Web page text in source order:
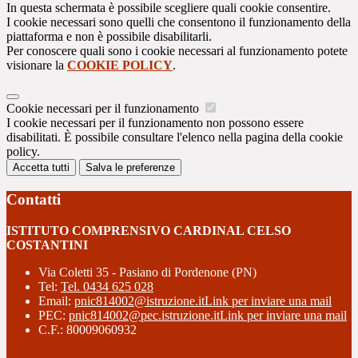
In questa schermata è possibile scegliere quali cookie consentire.
I cookie necessari sono quelli che consentono il funzionamento della
piattaforma e non è possibile disabilitarli.
Per conoscere quali sono i cookie necessari al funzionamento potete
visionare la COOKIE POLICY.
Cookie necessari per il funzionamento
I cookie necessari per il funzionamento non possono essere
disabilitati. È possibile consultare l'elenco nella pagina della cookie
policy.
Accetta tutti Salva le preferenze
Contatti
ISTITUTO COMPRENSIVO CARDINAL CELSO
COSTANTINI
Via Coletti 35 - Pasiano di Pordenone (PN)
Tel: Tel. 0434 625 028
Email: pnic814002@istruzione.itLink per inviare una mail
PEC: pnic814002@pec.istruzione.itLink per inviare una mail
C.F.: 80009060932